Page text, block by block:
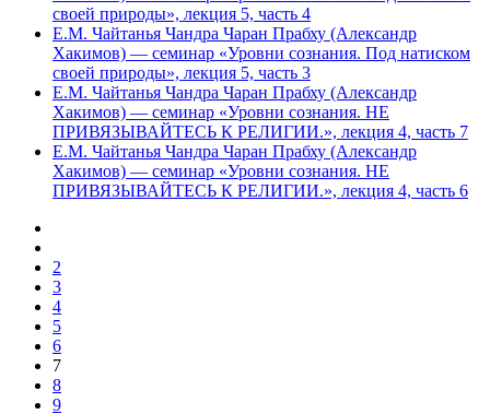
своей природы», лекция 5, часть 4
Е.М. Чайтанья Чандра Чаран Прабху (Александр
Хакимов) — семинар «Уровни сознания. Под натиском
своей природы», лекция 5, часть 3
Е.М. Чайтанья Чандра Чаран Прабху (Александр
Хакимов) — семинар «Уровни сознания. НЕ
ПРИВЯЗЫВАЙТЕСЬ К РЕЛИГИИ.», лекция 4, часть 7
Е.М. Чайтанья Чандра Чаран Прабху (Александр
Хакимов) — семинар «Уровни сознания. НЕ
ПРИВЯЗЫВАЙТЕСЬ К РЕЛИГИИ.», лекция 4, часть 6
2
3
4
5
6
7
8
9